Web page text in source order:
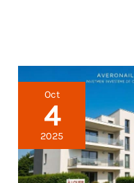
Oct
4
2025